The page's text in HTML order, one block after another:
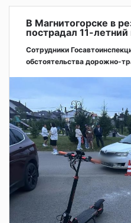
В Магнитогорске в
пострадал 11-
Сотрудники
обстоятельства дорожно-